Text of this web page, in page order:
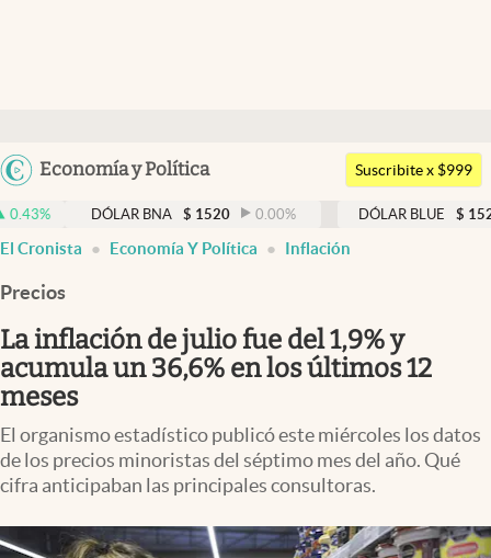
Argentina
Economía y Política
Members
Economía y Política
Finanzas y Mercados
Mercados Online
Negocios
Columnistas
Apertura
Clase
Suscribite x $999
DÓLAR BNA $ 1520 0.00% DÓLAR BLUE $ 1525 -
El Cronista Economía Y Política Inflación
Precios
La inflación de julio fue del 1,9% y
acumula un 36,6% en los últimos 12
meses
El organismo estadístico publicó este miércoles los datos
de los precios minoristas del séptimo mes del año. Qué
cifra anticipaban las principales consultoras.